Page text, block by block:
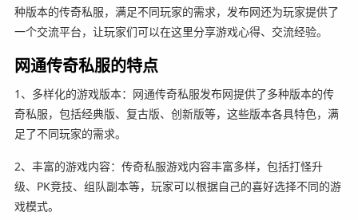
种版本的传奇私服，满足不同玩家的需求，发布网还为玩家提供了
一个交流平台，让玩家们可以在这里分享游戏心得、交流经验。
网通传奇私服的特点
1、多样化的游戏版本：网通传奇私服发布网提供了多种版本的传
奇私服，包括经典版、复古版、创新版等，这些版本各具特色，满
足了不同玩家的需求。
2、丰富的游戏内容：传奇私服游戏内容丰富多样，包括打怪升
级、PK竞技、组队副本等，玩家可以根据自己的喜好选择不同的游
戏模式。